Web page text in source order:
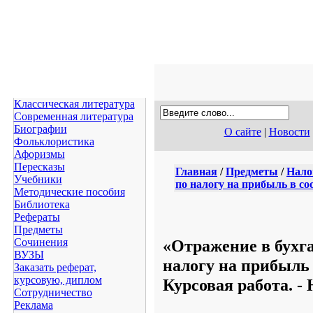
Классическая литература
Современная литература
Биографии
Фольклористика
Афоризмы
Пересказы
Учебники
Методические пособия
Библиотека
Рефераты
Предметы
Сочинения
ВУЗЫ
Заказать реферат,
курсовую, диплом
Сотрудничество
Реклама
О сайте| Новости
Главная /Предметы /
по налогу на прибыль в
«Отражение в
налогу на
Курсовая работа.